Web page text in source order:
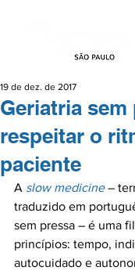
Geriatria sem
respeitar o
paciente
19 de dez. de 2017
A slow medicine –
traduzido em
sem pressa – é uma
princípios: tempo,
autocuidado e